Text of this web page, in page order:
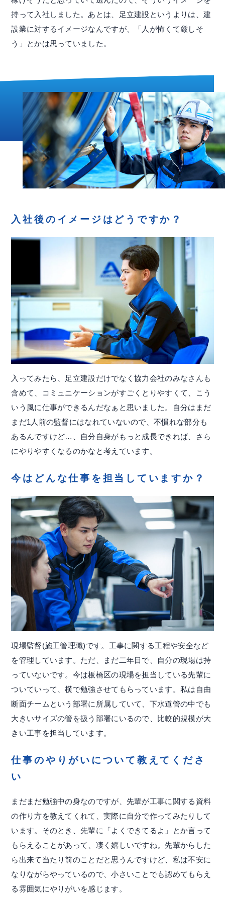
持って入社しました。あとは、足立建設というよりは、建
設業に対するイメージなんですが、「人が怖くて厳しそ
う」とかは思っていました。
入社後のイメージはどうですか？
入ってみたら、足立建設だけでなく協力会社のみなさんも
含めて、コミュニケーションがすごくとりやすくて、こう
いう風に仕事ができるんだなぁと思いました。自分はまだ
まだ1人前の監督にはなれていないので、不慣れな部分も
あるんですけど…、自分自身がもっと成長できれば、さら
にやりやすくなるのかなと考えています。
今はどんな仕事を担当していますか？
現場監督(施工管理職)です。工事に関する工程や安全など
を管理しています。ただ、まだ二年目で、自分の現場は持
っていないです。今は板橋区の現場を担当している先輩に
ついていって、横で勉強させてもらっています。私は自由
断面チームという部署に所属していて、下水道管の中でも
大きいサイズの管を扱う部署にいるので、比較的規模が大
きい工事を担当しています。
仕事のやりがいについて教えてくださ
い
まだまだ勉強中の身なのですが、先輩が工事に関する資料
の作り方を教えてくれて、実際に自分で作ってみたりして
います。そのとき、先輩に「よくできてるよ」とか言って
もらえることがあって、凄く嬉しいですね。先輩からした
ら出来て当たり前のことだと思うんですけど、私は不安に
なりながらやっているので、小さいことでも認めてもらえ
る雰囲気にやりがいを感じます。